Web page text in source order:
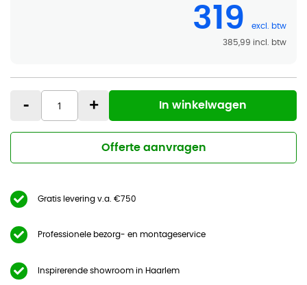
319
385,99
- + In winkelwagen
Offerte aanvragen
Gratis levering v.a. €750
Professionele bezorg- en montageservice
Inspirerende showroom in Haarlem